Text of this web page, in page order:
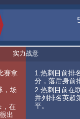
实力战意
赛拿
，场
，在
出
1.热刺目前排
分，落后身前
2.热刺目前在
并列排名英超
平。